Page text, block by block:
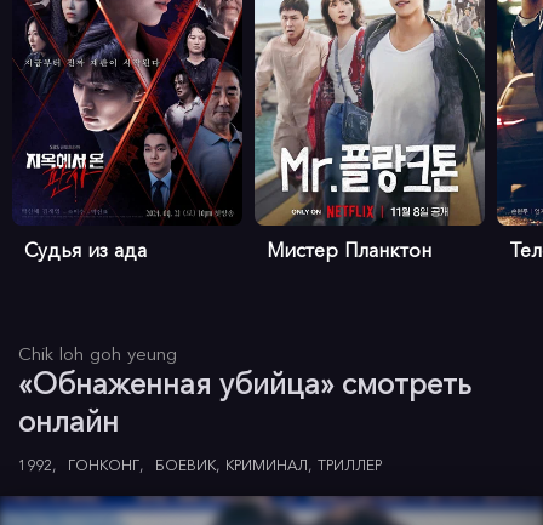
Судья из ада Мистер Планктон
Chik loh goh yeung
«Обнаженная убийца» смотреть
онлайн
1992 ГОНКОНГ БОЕВИК КРИМИНАЛ ТРИЛЛЕР